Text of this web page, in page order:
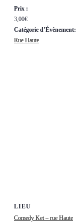
Prix :
3,00€
Catégorie d’Évènement:
Rue Haute
LIEU
Comedy Ket – rue Haute